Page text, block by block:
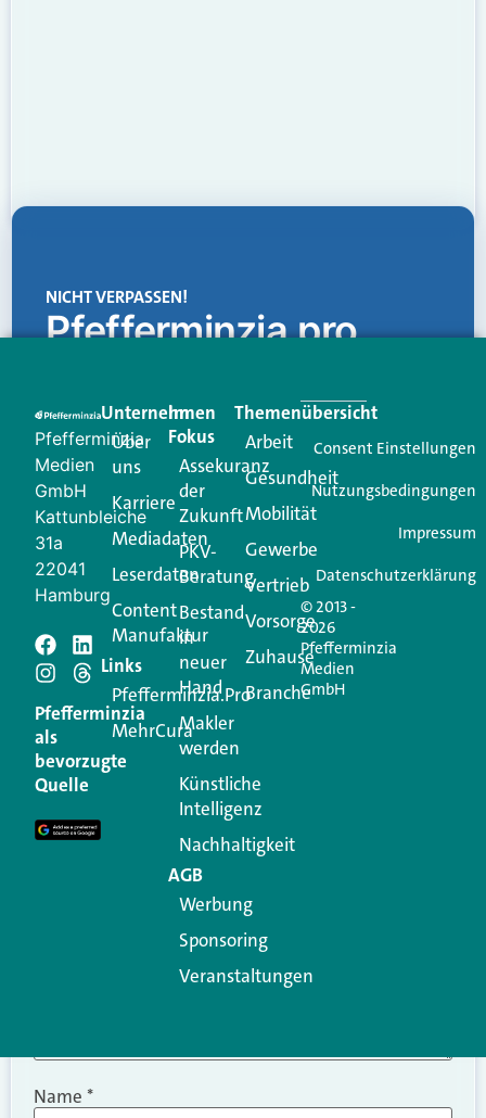
NICHT VERPASSEN!
Pfefferminzia.pro
Creator für Ihre Kundenkommunikation. Alles, was
Ihren Vertriebsalltag leichter macht. Mit nur einem
Login.
Jetzt anmelden
Schreiben Sie einen
Kommentar
Ihre E-Mail-Adresse wird nicht veröffentlicht.
Erforderliche Felder sind mit
Kommentar
Name *
Pfefferminzia
Medien
GmbH
Kattunbleiche
31a
22041
Hamburg
Pfefferminzia
als
bevorzugte
Quelle
Unternehmen
Über
uns
Karriere
Mediadaten
Leserdaten
Content
Manufaktur
Links
Pfefferminzia.Pro
MehrCura
Im
Fokus
Assekuranz
der
Zukunft
PKV-
Beratung
Bestand
in
neuer
Hand
Makler
werden
Künstliche
Intelligenz
Nachhaltigkeit
AGB
Werbung
Sponsoring
Veranstaltungen
Themenübersicht
Arbeit
Gesundheit
Mobilität
Gewerbe
Vertrieb
Vorsorge
Zuhause
Branche
© 2013 -
2026
Pfefferminzia
Medien
GmbH
Consent Einstellungen
Nutzungsbedingungen
Impressum
Datenschutzerklärung